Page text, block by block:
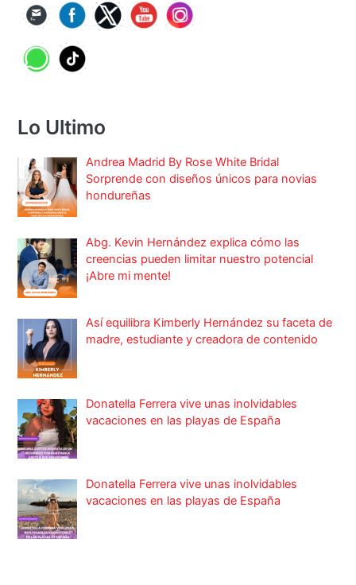
Lo Ultimo
Andrea Madrid By Rose White Bridal
Sorprende con diseños únicos para novias
hondureñas
Abg. Kevin Hernández explica cómo las
creencias pueden limitar nuestro potencial
¡Abre mi mente!
Así equilibra Kimberly Hernández su faceta de
madre, estudiante y creadora de contenido
Donatella Ferrera vive unas inolvidables
vacaciones en las playas de España
Donatella Ferrera vive unas inolvidables
vacaciones en las playas de España